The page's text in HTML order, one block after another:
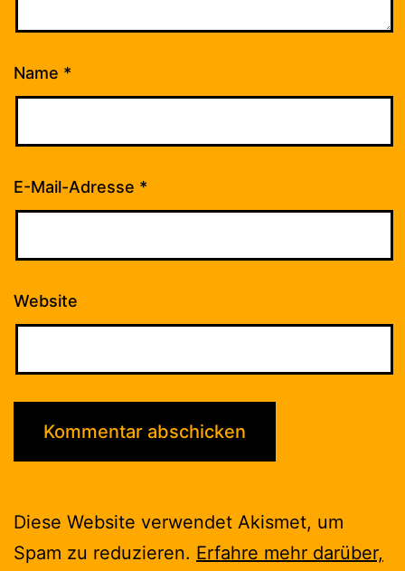
Name *
E-Mail-Adresse *
Website
Diese Website verwendet Akismet, um
Spam zu reduzieren. Erfahre mehr darüber,